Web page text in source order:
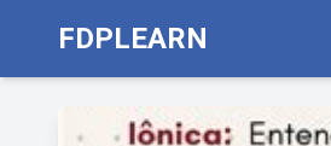
FDPLEARN